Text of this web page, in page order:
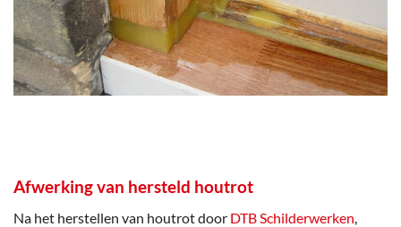
Afwerking van hersteld houtrot
Na het herstellen van houtrot door DTB Schilderwerken,